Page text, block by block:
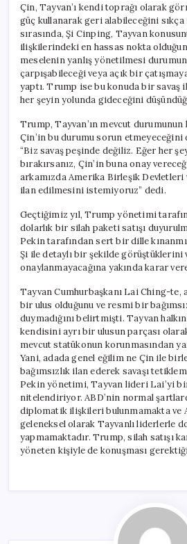
Çin, Tayvan’ı kendi toprağı olarak
güç kullanarak geri alabileceğini
sırasında, Şi Cinping, Tayvan
ilişkilerindeki en hassas nokta
meselenin yanlış yönetilmesi
çarpışabileceği veya açık bir
yaptı. Trump ise bu konuda bir
her şeyin yolunda gideceğini
Trump, Tayvan’ın mevcut
Çin’in bu durumu sorun etmeyeceğini
“Biz savaş peşinde değiliz. Eğer her
bırakırsanız, Çin’in buna onay
arkamızda Amerika Birleşik Devletleri
ilan edilmesini istemiyoruz” dedi.
Geçtiğimiz yıl, Trump yönetimi
dolarlık bir silah paketi satışı
Pekin tarafından sert bir dille
Şi ile detaylı bir şekilde görüştüklerini
onaylanmayacağına yakında karar
Tayvan Cumhurbaşkanı Lai Ching-te,
bir ulus olduğunu ve resmi bir
duymadığını belirtmişti. Tayvan
kendisini ayrı bir ulusun parçası
mevcut statükonun korunmasından
Yani, adada genel eğilim ne Çin ile
bağımsızlık ilan ederek savaşı
Pekin yönetimi, Tayvan lideri Lai’yi
nitelendiriyor. ABD’nin normal
diplomatik ilişkileri bulunmamakta ve
geleneksel olarak Tayvanlı liderlerle
yapmamaktadır. Trump, silah satışı
yöneten kişiyle de konuşması